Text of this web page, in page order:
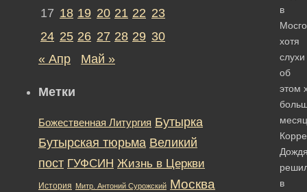
в
хотя
слухи
об
этом
в
17 18 19 20 21 22 23
24 25 26 27 28 29 30
« Апр
Май »
Метки
Божественная Литургия Бутырка
Бутырская тюрьма Великий
пост ГУФСИН Жизнь в Церкви
История Митр. Антоний Сурожский Москва